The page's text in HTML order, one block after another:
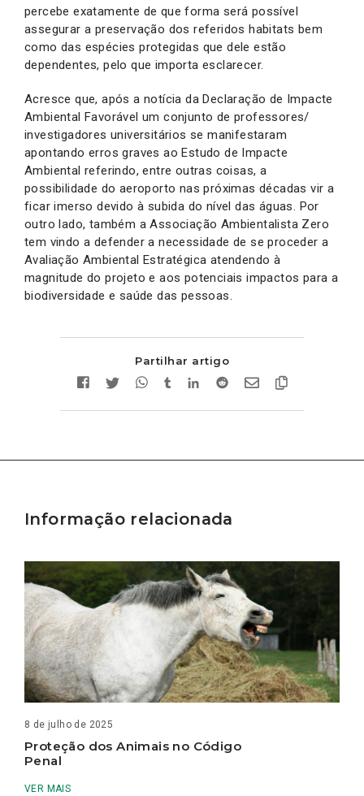
percebe exatamente de que forma será possível
assegurar a preservação dos referidos habitats bem
como das espécies protegidas que dele estão
dependentes, pelo que importa esclarecer.
Acresce que, após a notícia da Declaração de Impacte
Ambiental Favorável um conjunto de professores/
investigadores universitários se manifestaram
apontando erros graves ao Estudo de Impacte
Ambiental referindo, entre outras coisas, a
possibilidade do aeroporto nas próximas décadas vir a
ficar imerso devido à subida do nível das águas. Por
outro lado, também a Associação Ambientalista Zero
tem vindo a defender a necessidade de se proceder a
Avaliação Ambiental Estratégica atendendo à
magnitude do projeto e aos potenciais impactos para a
biodiversidade e saúde das pessoas.
Partilhar artigo
Informação relacionada
8 de julho de 2025
Proteção dos Animais no Código
Penal
VER MAIS